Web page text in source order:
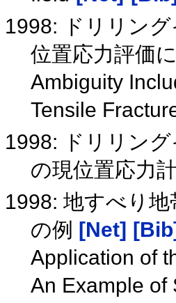
1998: ドリリン
位置応力評価
Ambiguity
Tensile
1998: ドリリン
の現位置応力
1998: 地すべり
の例
[Net] [Bib]
Application of
An Example